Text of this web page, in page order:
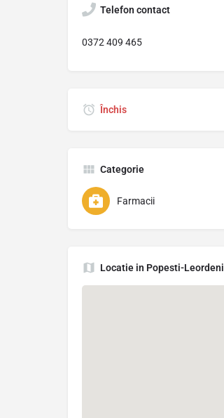
Telefon contact
0372 409 465
Închis
Categorie
Farmacii
Locatie in Popesti-Leordeni